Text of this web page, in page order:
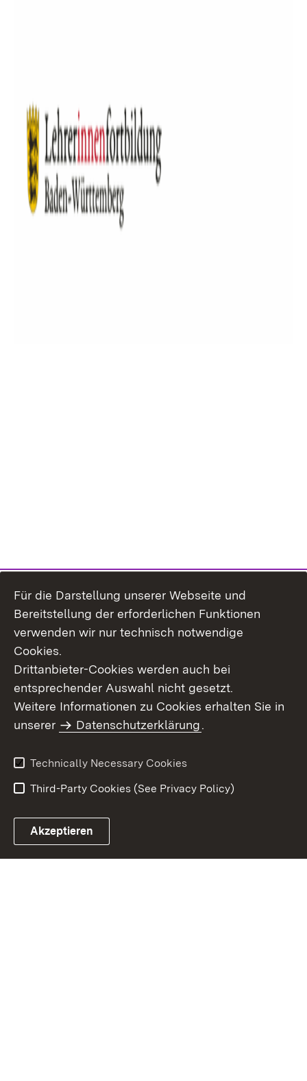
Site Map
Contact Us
Imprint
Data Protection
Accessibility
Für die Darstellung unserer Webseite und
Bereitstellung der erforderlichen Funktionen
verwenden wir nur technisch notwendige
Cookies.
Drittanbieter-Cookies werden auch bei
entsprechender Auswahl nicht gesetzt.
Weitere Informationen zu Cookies erhalten Sie in
unserer
Datenschutzerklärung.
Technically Necessary Cookies
Third-Party Cookies (See Privacy Policy)
Akzeptieren